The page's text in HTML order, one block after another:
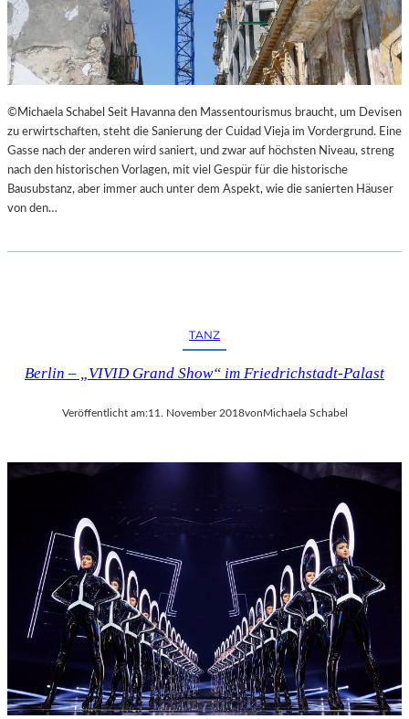
E
S
T
H
E
T
E
R
I
M
L
A
N
E
S
T
H
E
E
E
B
E
©Michaela Schabel Seit Havanna den Massentourismus braucht, um Devisen
zu erwirtschaften, steht die Sanierung der Cuidad Vieja im Vordergrund. Eine
Gasse nach der anderen wird saniert, und zwar auf höchsten Niveau, streng
nach den historischen Vorlagen, mit viel Gespür für die historische
Bausubstanz, aber immer auch unter dem Aspekt, wie die sanierten Häuser
von den…
TANZ
Berlin – „VIVID Grand Show“ im Friedrichstadt-Palast
Veröffentlicht am:11. November 2018vonMichaela Schabel